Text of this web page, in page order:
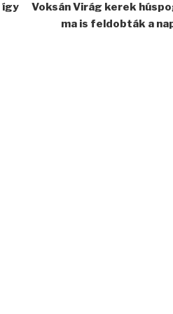
így
Voksán Virág kerek
ma is feldobták a